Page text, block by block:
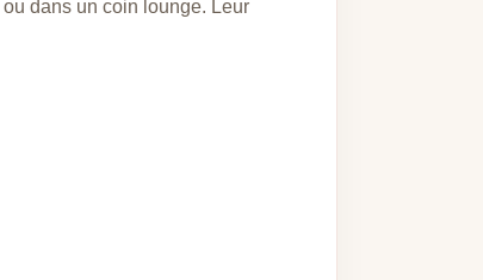
dans un coin lounge. Leur